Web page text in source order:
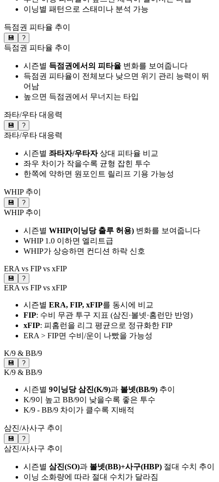
이닝별 패턴으로 스태미나 분석 가능
득점권 피타율 추이
💾 ?
득점권 피타율 추이
시즌별 득점권에서의 피타율 변화를 보여줍니다
득점권 피타율이 전체보다 낮으면 위기 관리 능력이 뛰
어남
높으면 득점권에서 무너지는 타입
좌타/우타 대응력
💾 ?
좌타/우타 대응력
시즌별 좌타자/우타자상대 피타율 비교
좌우 차이가 작을수록 균형 잡힌 투수
한쪽에 약하면 원포인트 릴리프 기용 가능성
WHIP 추이
💾 ?
WHIP 추이
시즌별 WHIP(이닝당 출루 허용) 변화를 보여줍니다
WHIP 1.0 이하면 엘리트급
WHIP가 상승하면 컨디션 하락 신호
ERA vs FIP vs xFIP
💾 ?
ERA vs FIP vs xFIP
시즌별 ERA, FIP, xFIP를 동시에 비교
FIP: 수비 무관 투구 지표 (삼진·볼넷·홈런만 반영)
xFIP: 피홈런을 리그 평균으로 정규화한 FIP
ERA > FIP면 수비/운이 나빴을 가능성
K/9 & BB/9
💾 ?
K/9 & BB/9
시즌별 9이닝당 삼진(K/9)과 볼넷(BB/9) 추이
K/9이 높고 BB/9이 낮을수록 좋은 투수
K/9 - BB/9 차이가 클수록 지배적
삼진/사사구 추이
💾 ?
삼진/사사구 추이
시즌별 삼진(SO)과 볼넷(BB)+사구(HBP) 절대 수치 추이
이닝 소화량에 따라 절대 수치가 달라짐